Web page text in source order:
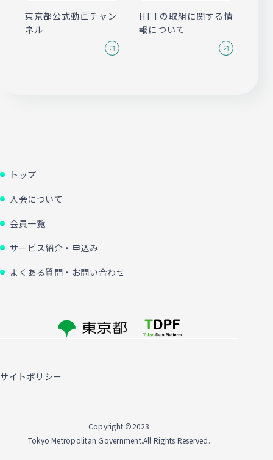
東京都公式動画チャン
ネル
HTTの取組に関する情
報について
トップ
入会について
会員一覧
サービス紹介・申込み
よくある質問・お問い合わせ
サイトポリシー
Copyright ©2023
Tokyo Metropolitan Government.All Rights Reserved.